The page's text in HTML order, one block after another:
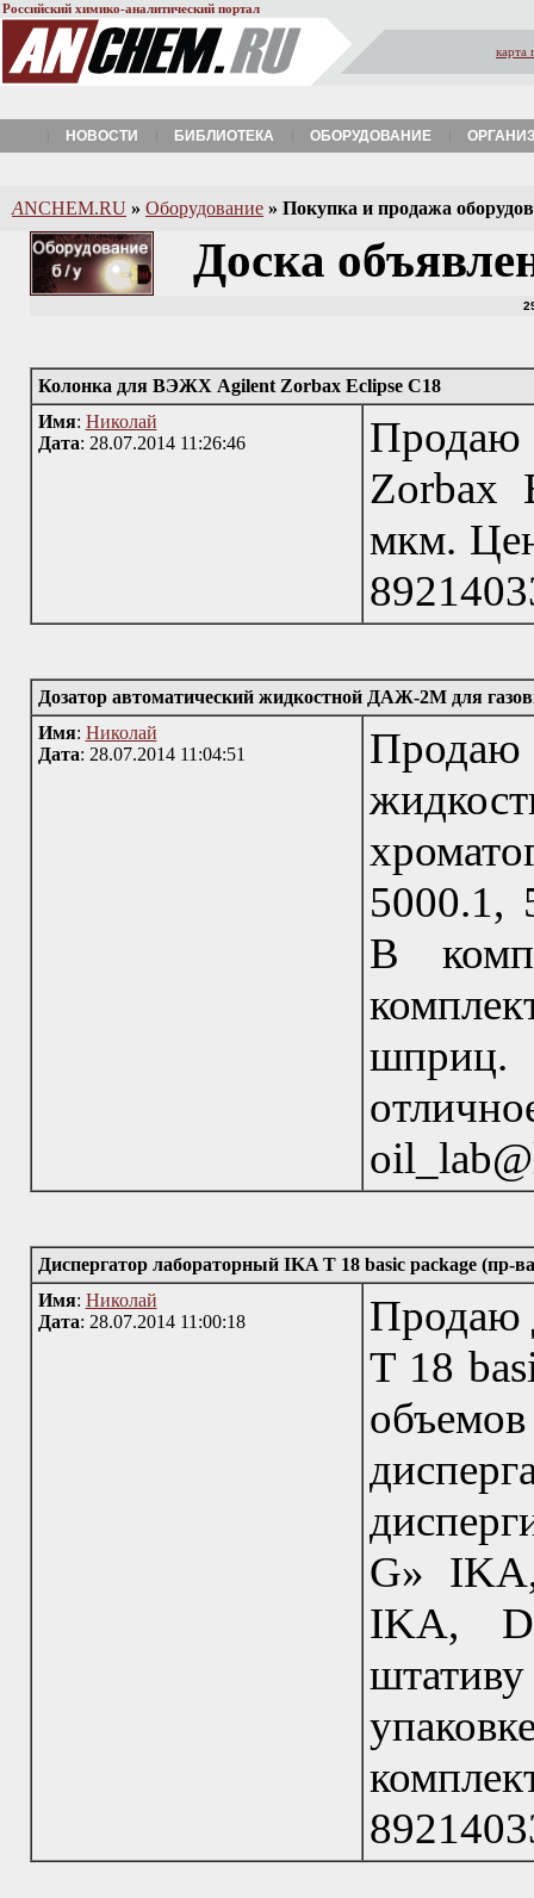
Российский химико-аналитический портал
карта
НОВОСТИ БИБЛИОТЕКА ОБОРУДОВАНИЕ
ANCHEM.RU » Оборудование » Покупка и продажа
Доска
Колонка для ВЭЖХ Agilent Zorbax Eclipse C18
Имя: Николай
Дата: 28.07.2014 11:26:46
Zorbax
мкм.
Дозатор автоматический жидкостной ДАЖ-2М для
Имя: Николай
Дата: 28.07.2014 11:04:51
5000.1,
В
шприц.
Диспергатор лабораторный IKA T 18 basic package (пр-
Имя: Николай
Дата: 28.07.2014 11:00:18
Продаю
T 18
G»
IKA,